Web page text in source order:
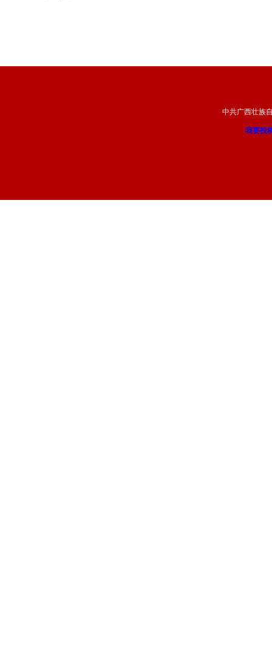
中共广西壮族
我要投